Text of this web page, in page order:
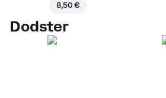
8,50 €
Dodster